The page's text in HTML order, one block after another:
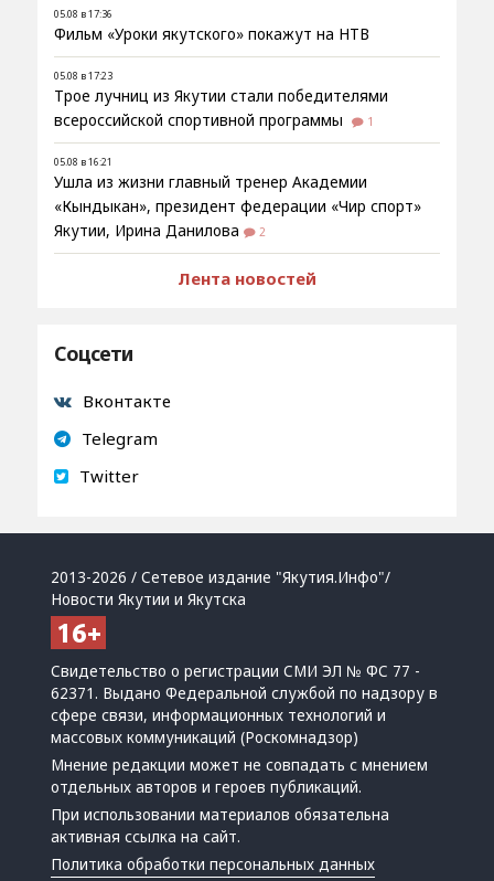
05.08 в 17:36
Фильм «Уроки якутского» покажут на НТВ
05.08 в 17:23
Трое лучниц из Якутии стали победителями
всероссийской спортивной программы
1
05.08 в 16:21
Ушла из жизни главный тренер Академии
«Кындыкан», президент федерации «Чир спорт»
Якутии, Ирина Данилова
2
Лента новостей
Соцсети
Вконтакте
Telegram
Twitter
2013-2026 / Сетевое издание "Якутия.Инфо"/
Новости Якутии и Якутска
Свидетельство о регистрации СМИ ЭЛ № ФС 77 -
62371. Выдано Федеральной службой по надзору в
сфере связи, информационных технологий и
массовых коммуникаций (Роскомнадзор)
Мнение редакции может не совпадать с мнением
отдельных авторов и героев публикаций.
При использовании материалов обязательна
активная ссылка на сайт.
Политика обработки персональных данных